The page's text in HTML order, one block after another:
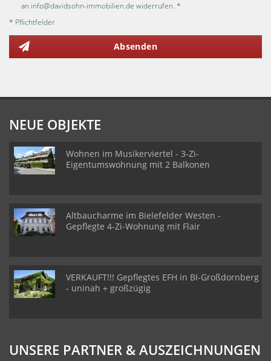
an info@davidsohn-immobilien.de widerrufen. *
* Pflichtfelder
Absenden
NEUE OBJEKTE
Wohnen im Musikerviertel - 3-Zi-
Eigentumswohnung mit 2 Balkonen
Altbaucharme im Bielefelder Westen -
Gepflegte 4-Zi-Wohnung mit Flair
VERKAUFT!!! Gepflegtes EFH in BI-Großdornberg
- uninah + großzügig
UNSERE PARTNER & AUSZEICHNUNGEN